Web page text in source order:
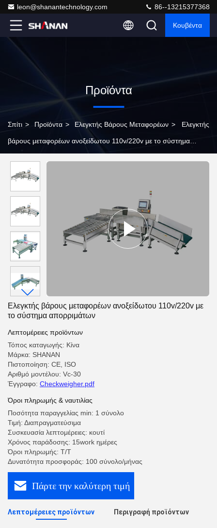
leon@shanantechnology.com 86--13215377368
Κουβέντα
Προϊόντα
Σπίτι > Προϊόντα > Ελεγκτής Βάρους Μεταφορέων > Ελεγκτής
βάρους μεταφορέων ανοξείδωτου 110v/220v με το σύστημα
Ελεγκτής βάρους μεταφορέων ανοξείδωτου 110v/220v με
το σύστημα απορριμάτων
Λεπτομέρειες προϊόντων
Τόπος καταγωγής: Κίνα
Μάρκα: SHANAN
Πιστοποίηση: CE, ISO
Αριθμό μοντέλου: Vc-30
Έγγραφο: Checkweigher.pdf
Όροι πληρωμής & ναυτιλίας
Ποσότητα παραγγελίας min: 1 σύνολο
Τιμή: Διαπραγματεύσιμα
Συσκευασία λεπτομέρειες: κουτί
Χρόνος παράδοσης: 15work ημέρες
Όροι πληρωμής: T/T
Δυνατότητα προσφοράς: 100 σύνολο/μήνας
Πάρτε την καλύτερη τιμή
Λεπτομέρειες προϊόντων Περιγραφή προϊόντων